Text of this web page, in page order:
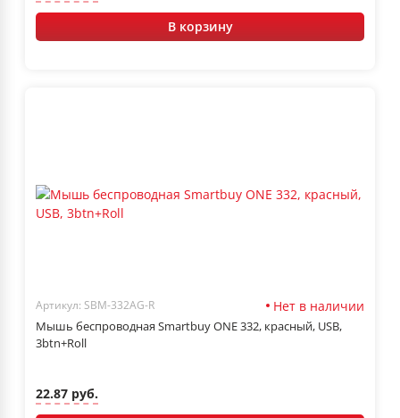
В корзину
Артикул: SBM-332AG-R Нет в наличии
Мышь беспроводная Smartbuy ONE 332, красный, USB,
3btn+Roll
22.87 руб.